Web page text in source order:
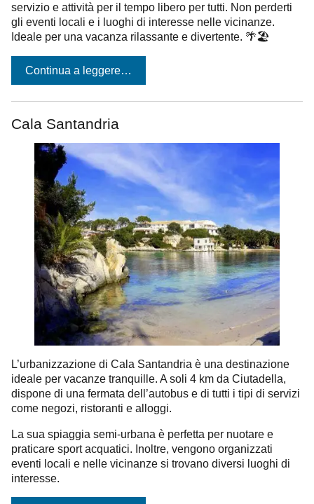
servizio e attività per il tempo libero per tutti. Non perderti
gli eventi locali e i luoghi di interesse nelle vicinanze.
Ideale per una vacanza rilassante e divertente. 🌴🏖️
Continua a leggere…
Cala Santandria
L’urbanizzazione di Cala Santandria è una destinazione
ideale per vacanze tranquille. A soli 4 km da Ciutadella,
dispone di una fermata dell’autobus e di tutti i tipi di servizi
come negozi, ristoranti e alloggi.
La sua spiaggia semi-urbana è perfetta per nuotare e
praticare sport acquatici. Inoltre, vengono organizzati
eventi locali e nelle vicinanze si trovano diversi luoghi di
interesse.